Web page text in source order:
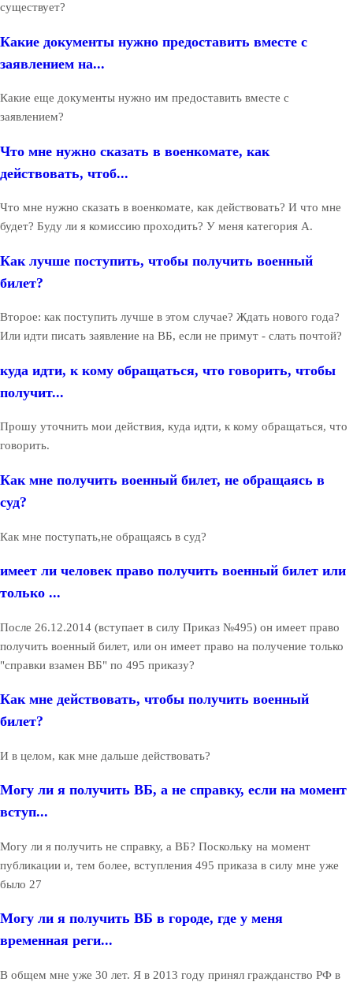
существует?
Какие документы нужно предоставить вместе с
заявлением на...
Какие еще документы нужно им предоставить вместе с
заявлением?
Что мне нужно сказать в военкомате, как
действовать, чтоб...
Что мне нужно сказать в военкомате, как действовать? И что мне
будет? Буду ли я комиссию проходить? У меня категория А.
Как лучше поступить, чтобы получить военный
билет?
Второе: как поступить лучше в этом случае? Ждать нового года?
Или идти писать заявление на ВБ, если не примут - слать почтой?
куда идти, к кому обращаться, что говорить, чтобы
получит...
Прошу уточнить мои действия, куда идти, к кому обращаться, что
говорить.
Как мне получить военный билет, не обращаясь в
суд?
Как мне поступать,не обращаясь в суд?
имеет ли человек право получить военный билет или
только ...
После 26.12.2014 (вступает в силу Приказ №495) он имеет право
получить военный билет, или он имеет право на получение только
"справки взамен ВБ" по 495 приказу?
Как мне действовать, чтобы получить военный
билет?
И в целом, как мне дальше действовать?
Могу ли я получить ВБ, а не справку, если на момент
вступ...
Могу ли я получить не справку, а ВБ? Поскольку на момент
публикации и, тем более, вступления 495 приказа в силу мне уже
было 27
Могу ли я получить ВБ в городе, где у меня
временная реги...
В общем мне уже 30 лет. Я в 2013 году принял гражданство РФ в